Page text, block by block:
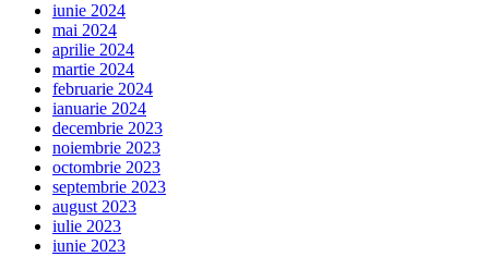
iunie 2024
mai 2024
aprilie 2024
martie 2024
februarie 2024
ianuarie 2024
decembrie 2023
noiembrie 2023
octombrie 2023
septembrie 2023
august 2023
iulie 2023
iunie 2023